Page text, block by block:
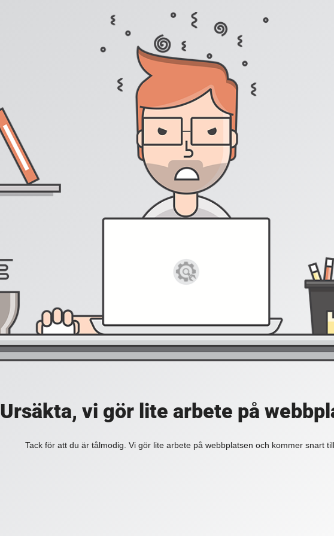
Ursäkta, vi gör lite arbete på
Tack för att du är tålmodig. Vi gör lite arbete på webbplatsen och kommer snart